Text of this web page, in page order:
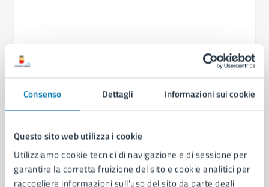
Consenso Dettagli Informazioni sui cookie
Questo sito web utilizza i cookie
Utilizziamo cookie tecnici di navigazione e di sessione per
garantire la corretta fruizione del sito e cookie analitici per
raccogliere informazioni sull'uso del sito da parte degli